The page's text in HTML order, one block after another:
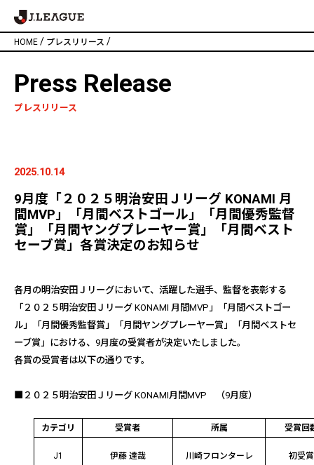
HOME / プレスリリース /
Press Release
プレスリリース
2025.10.14
9月度「２０２５明治安田Ｊリーグ KONAMI 月
間MVP」「月間ベストゴール」「月間優秀監督
賞」「月間ヤングプレーヤー賞」「月間ベスト
セーブ賞」各賞決定のお知らせ
各月の明治安田Ｊリーグにおいて、活躍した選手、監督を表彰する
「２０２５明治安田Ｊリーグ KONAMI 月間MVP」「月間ベストゴー
ル」「月間優秀監督賞」「月間ヤングプレーヤー賞」「月間ベストセ
ーブ賞」における、9月度の受賞者が決定いたしました。
各賞の受賞者は以下の通りです。
■２０２５明治安田Ｊリーグ KONAMI月間MVP （9月度）
カテゴリ 受賞者 所属 受賞回
J1 伊藤 達哉 川崎フロンターレ 初受賞